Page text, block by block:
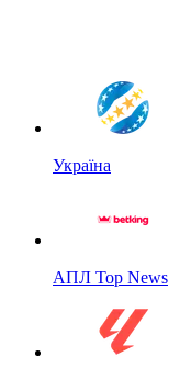
Україна
АПЛ Top News